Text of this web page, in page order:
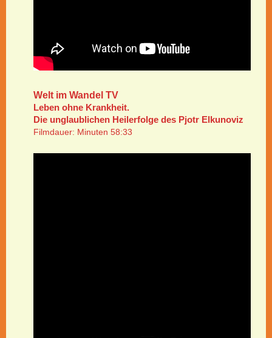
Welt im Wandel TV
Leben ohne Krankheit.
Die unglaublichen Heilerfolge des Pjotr Elkunoviz
Filmdauer: Minuten 58:33